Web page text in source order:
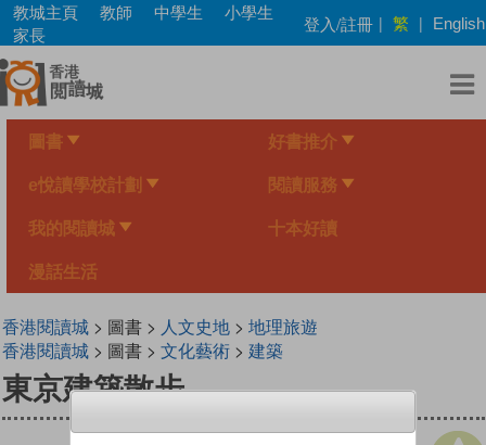
Skip
main
content
教城主頁 教師 中學生
小學生
家長
登入/註冊 | 繁 | English
圖書 好書推介
e悅讀學校計劃 閱讀服務
我的閱讀城 十本好讀
漫話生活
香港閱讀城> 圖書 > 人文史地> 地理旅遊
香港閱讀城> 圖書 > 文化藝術> 建築
東京建築散步